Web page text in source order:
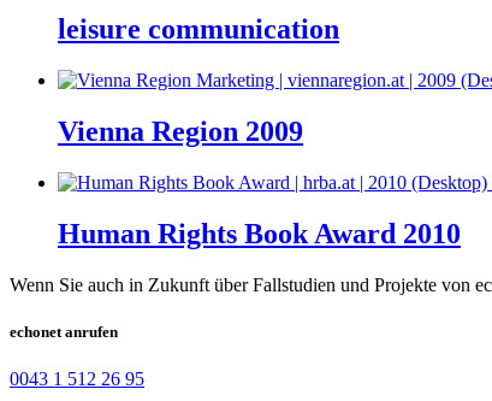
leisure communication
Vienna Region 2009
Human Rights Book Award 2010
Wenn Sie auch in Zukunft über Fallstudien und Projekte von
echonet anrufen
0043 1 512 26 95